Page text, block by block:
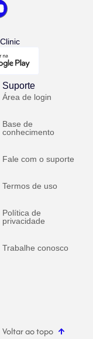
Suporte
Área de login
Base de
conhecimento
Fale com o suporte
Termos de uso
Política de
privacidade
Trabalhe conosco
Voltar ao topo